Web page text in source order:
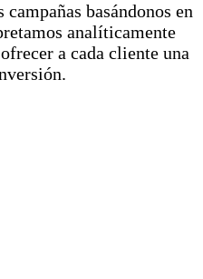
basándonos en
analíticamente
a cada cliente una